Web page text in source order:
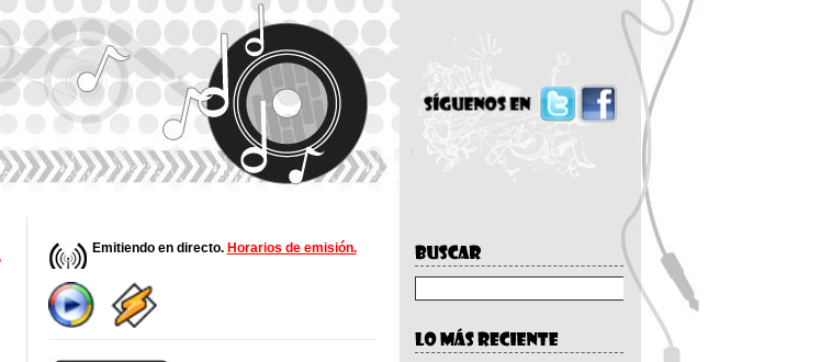
Emitiendo en directo. Horarios de emisión.